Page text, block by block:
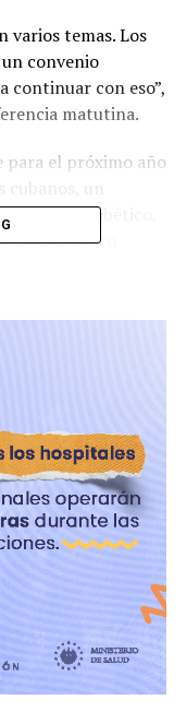
varios temas. Los
un convenio
continuar con eso”,
matutina.
para el próximo año
del pie diabético,
con
este
resultados”,
participación de
profesionales
de subsanar